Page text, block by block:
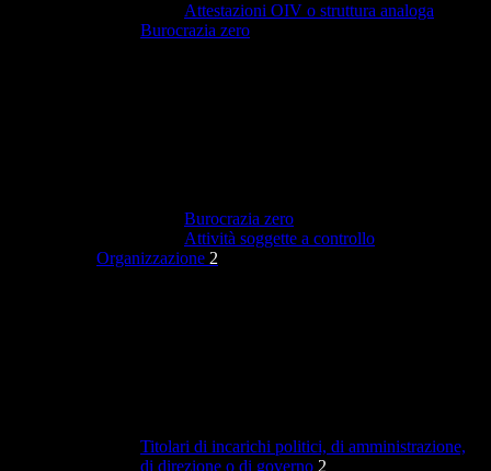
Attestazioni OIV o struttura analoga
Burocrazia zero
Burocrazia zero
Attività soggette a controllo
Organizzazione 2
Titolari di incarichi politici, di amministrazione,
di direzione o di governo 2